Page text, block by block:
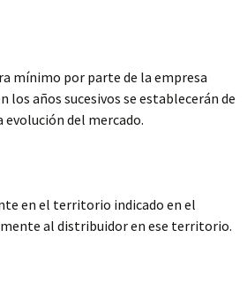
mínimo por parte de la empresa
años sucesivos se establecerán de
del mercado.
en el territorio indicado en el
al distribuidor en ese territorio.